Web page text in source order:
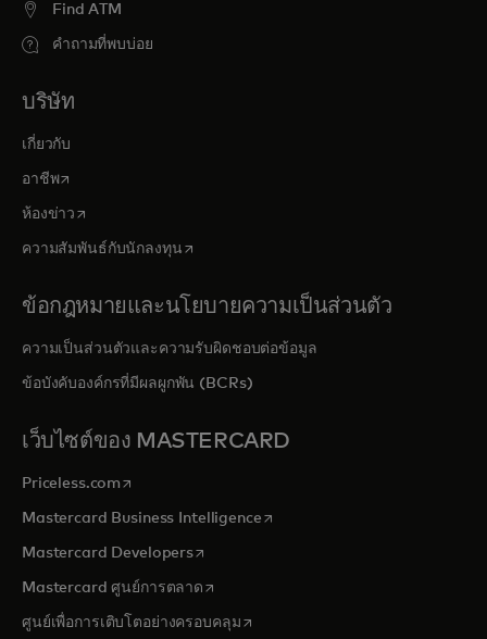
Find ATM
คำถามที่พบบ่อย
บริษัท
เกี่ยวกับ
อาชีพopens in a new tab
ห้องข่าว opens in a new tab
ความสัมพันธ์กับนักลงทุน opens in a new tab
ข้อกฎหมายและนโยบายความเป็นส่วนตัว
ความเป็นส่วนตัวและความรับผิดชอบต่อข้อมูล
ข้อบังคับองค์กรที่มีผลผูกพัน (BCRs)
เว็บไซต์ของ MASTERCARD
Priceless.com opens in a new tab
Mastercard Business Intelligenceopens in a new tab
Mastercard Developersopens in a new tab
Mastercard ศูนย์การตลาด opens in a new tab
ศูนย์เพื่อการเติบโตอย่างครอบคลุมopens in a new tab